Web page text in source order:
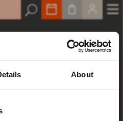
About
druk op de website,
gezet. Blijf
voor uw geduld!